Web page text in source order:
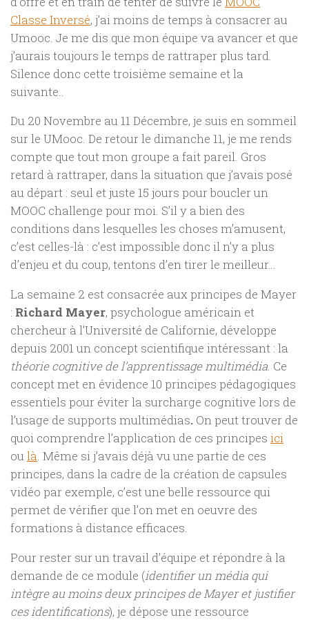
Classe Inversé, j’ai moins de temps à consacrer au
Umooc. Je me dis que mon équipe va avancer et que
j’aurais toujours le temps de rattraper plus tard.
Silence donc cette troisième semaine et la
suivante..
Du 20 Novembre au 11 Décembre, je suis en sommeil
sur le UMooc. De retour le dimanche 11, je me rends
compte que tout mon groupe a fait pareil. Gros
retard à rattraper, dans la situation que j’avais posé
au départ : seul et juste 15 jours pour boucler un
MOOC challenge pour moi. S’il y a bien des
conditions dans lesquelles les choses m’amusent,
c’est celles-là : c’est impossible donc il n’y a plus
d’enjeu et du coup, tentons d’en tirer le meilleur…
La semaine 2 est consacrée aux principes de Mayer
: Richard Mayer, psychologue américain et
chercheur à l’Université de Californie, développe
depuis 2001 un concept scientifique intéressant : la
théorie cognitive de l’apprentissage multimédia. Ce
concept met en évidence 10 principes pédagogiques
essentiels pour éviter la surcharge cognitive lors de
l’usage de supports multimédias. On peut trouver de
quoi comprendre l’application de ces principes ici
ou là. Même si j’avais déjà vu une partie de ces
principes, dans la cadre de la création de capsules
vidéo par exemple, c’est une belle ressource qui
permet de vérifier que l’on met en oeuvre des
formations à distance efficaces.
Pour rester sur un travail d’équipe et répondre à la
demande de ce module (identifier un média qui
intègre au moins deux principes de Mayer et justifier
ces identifications), je dépose une ressource